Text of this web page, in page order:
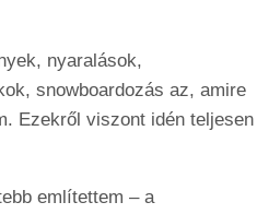
nyaralások,
snowboardozás az, amire
Ezekről viszont idén teljesen
említettem – a